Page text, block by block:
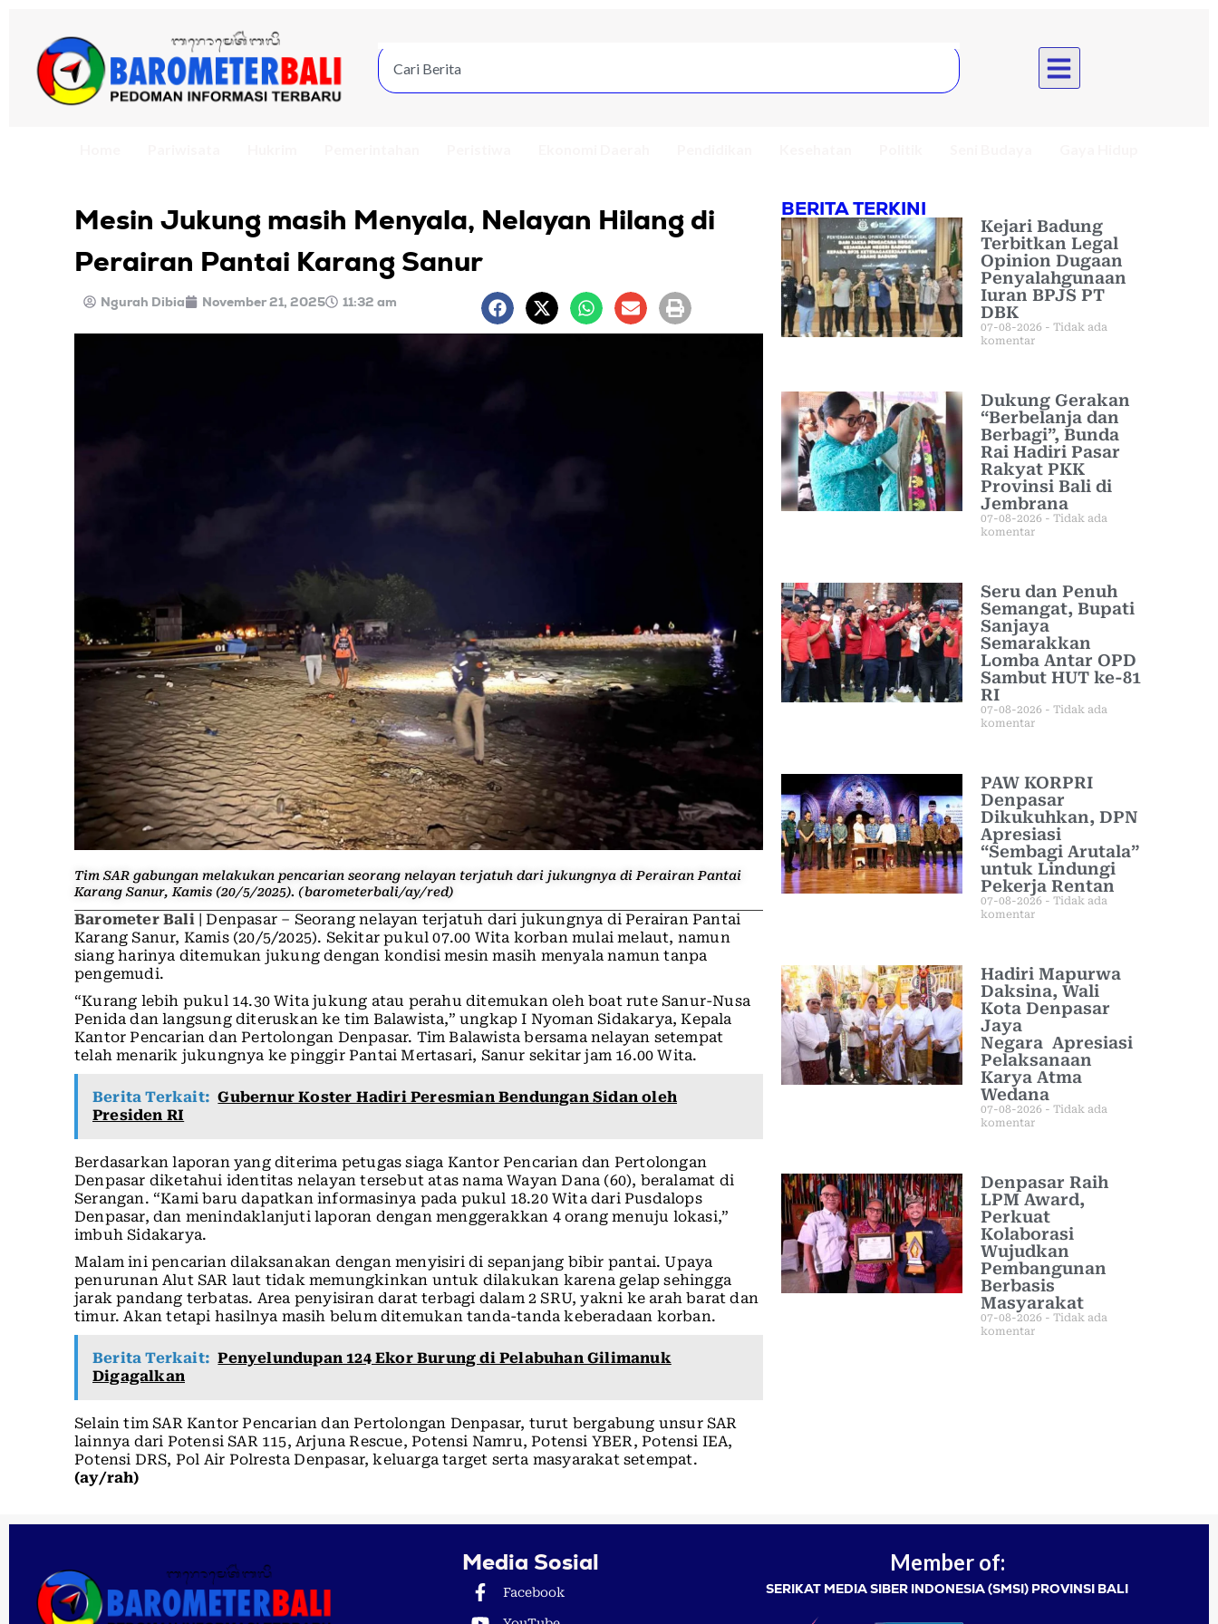
Mesin Jukung masih Menyala, Nelayan Hilang di
Perairan Pantai Karang Sanur
Ngurah Dibia November 21, 2025 11:32 am
Tim SAR gabungan melakukan pencarian seorang nelayan terjatuh dari jukungnya di Perairan Pantai
Karang Sanur, Kamis (20/5/2025). (barometerbali/ay/red)
Barometer Bali
| Denpasar – Seorang nelayan terjatuh dari jukungnya di Perairan Pantai
Karang Sanur, Kamis (20/5/2025). Sekitar pukul 07.00 Wita korban mulai melaut, namun
siang harinya ditemukan jukung dengan kondisi mesin masih menyala namun tanpa
pengemudi.
“Kurang lebih pukul 14.30 Wita jukung atau perahu ditemukan oleh boat rute Sanur-Nusa
Penida dan langsung diteruskan ke tim Balawista,” ungkap I Nyoman Sidakarya, Kepala
Kantor Pencarian dan Pertolongan Denpasar. Tim Balawista bersama nelayan setempat
telah menarik jukungnya ke pinggir Pantai Mertasari, Sanur sekitar jam 16.00 Wita.
Berita Terkait: Gubernur Koster Hadiri Peresmian Bendungan Sidan oleh
Presiden RI
Berdasarkan laporan yang diterima petugas siaga Kantor Pencarian dan Pertolongan
Denpasar diketahui identitas nelayan tersebut atas nama Wayan Dana (60), beralamat di
Serangan. “Kami baru dapatkan informasinya pada pukul 18.20 Wita dari Pusdalops
Denpasar, dan menindaklanjuti laporan dengan menggerakkan 4 orang menuju lokasi,”
imbuh Sidakarya.
Malam ini pencarian dilaksanakan dengan menyisiri di sepanjang bibir pantai. Upaya
penurunan Alut SAR laut tidak memungkinkan untuk dilakukan karena gelap sehingga
jarak pandang terbatas. Area penyisiran darat terbagi dalam 2 SRU, yakni ke arah barat dan
timur. Akan tetapi hasilnya masih belum ditemukan tanda-tanda keberadaan korban.
Berita Terkait: Penyelundupan 124 Ekor Burung di Pelabuhan Gilimanuk
Digagalkan
Selain tim SAR Kantor Pencarian dan Pertolongan Denpasar, turut bergabung unsur SAR
lainnya dari Potensi SAR 115, Arjuna Rescue, ⁠Potensi Namru, Potensi YBER, ⁠Potensi IEA,
⁠Potensi DRS, ⁠Pol Air Polresta Denpasar, keluarga target serta masyarakat setempat.
(ay/rah)
BERITA TERKINI
Kejari Badung
Terbitkan Legal
Opinion Dugaan
Penyalahgunaan
Iuran BPJS PT
DBK
07-08-2026
Tidak ada
komentar
Dukung Gerakan
“Berbelanja dan
Berbagi”, Bunda
Rai Hadiri Pasar
Rakyat PKK
Provinsi Bali di
Jembrana
07-08-2026
Tidak ada
komentar
Seru dan Penuh
Semangat, Bupati
Sanjaya
Semarakkan
Lomba Antar OPD
Sambut HUT ke-81
RI
07-08-2026
Tidak ada
komentar
PAW KORPRI
Denpasar
Dikukuhkan, DPN
Apresiasi
“Sembagi Arutala”
untuk Lindungi
Pekerja Rentan
07-08-2026
Tidak ada
komentar
Hadiri Mapurwa
Daksina, Wali
Kota Denpasar
Jaya
Negara Apresiasi
Pelaksanaan
Karya Atma
Wedana
07-08-2026
Tidak ada
komentar
Denpasar Raih
LPM Award,
Perkuat
Kolaborasi
Wujudkan
Pembangunan
Berbasis
Masyarakat
07-08-2026
Tidak ada
komentar
Media Sosial
Facebook
Member of:
SERIKAT MEDIA SIBER INDONESIA (SMSI) PROVINSI BALI